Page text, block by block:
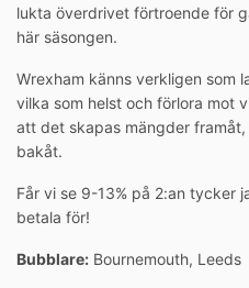
lukta överdrivet förtroende för
här säsongen.
Wrexham känns verkligen som
vilka som helst och förlora mot
att det skapas mängder
bakåt.
Får vi se 9-13% på 2:an tycker
betala för!
Bubblare: Bournemouth, Leeds